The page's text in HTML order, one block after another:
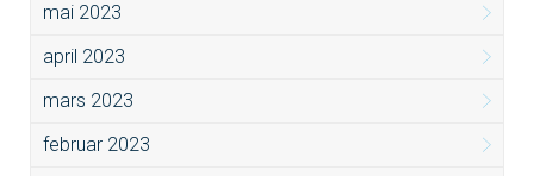
mai 2023
april 2023
mars 2023
februar 2023